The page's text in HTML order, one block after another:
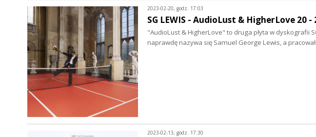
2023-02-20, godz. 17:03
SG LEWIS - AudioLust & HigherLove 20 -
"AudioLust & HigherLove" to druga płyta w dyskografii
naprawdę nazywa się Samuel George Lewis, a
2023-02-13, godz. 17:30